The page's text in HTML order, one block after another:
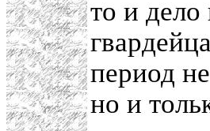
то и
период
но и